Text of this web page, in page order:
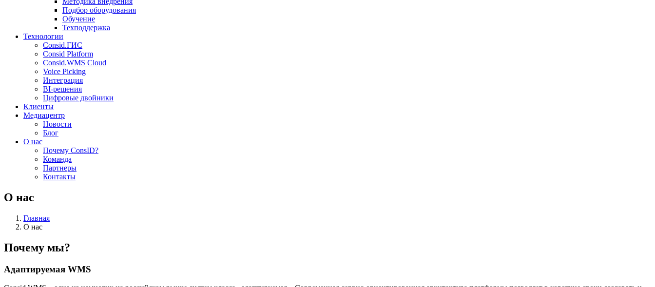
Подбор оборудования
Обучение
Техподдержка
Технологии
Consid.ГИС
Consid Platform
Consid.WMS Cloud
Voice Picking
Интеграция
BI-решения
Цифровые двойники
Клиенты
Медиацентр
Новости
Блог
О нас
Почему ConsID?
Команда
Партнеры
Контакты
О нас
Главная
О нас
Почему мы?
Адаптируемая WMS